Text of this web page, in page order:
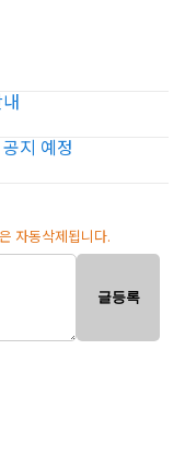
지 예정
자동삭제됩니다.
글등록